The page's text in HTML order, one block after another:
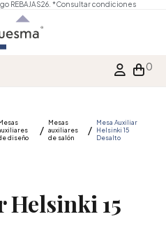
REBAJAS26. *Consultar condiciones
0
diseño
Mesas
auxiliares
de salón
Mesa Auxiliar
Helsinki 15
Desalto
Helsinki 15